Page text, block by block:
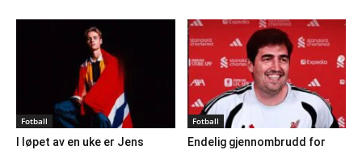
Fotball
I løpet av en uke er Jens
Fotball
Endelig gjennombrudd for